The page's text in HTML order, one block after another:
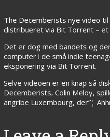
The Decemberists nye video
distribueret via Bit Torrent –
Det er dog med bandets og
computer i de små indie
eksponering via Bit Torrent.
Selve videoen er en knap så
Decemberists, Colin Meloy,
angribe Luxembourg, der”¦